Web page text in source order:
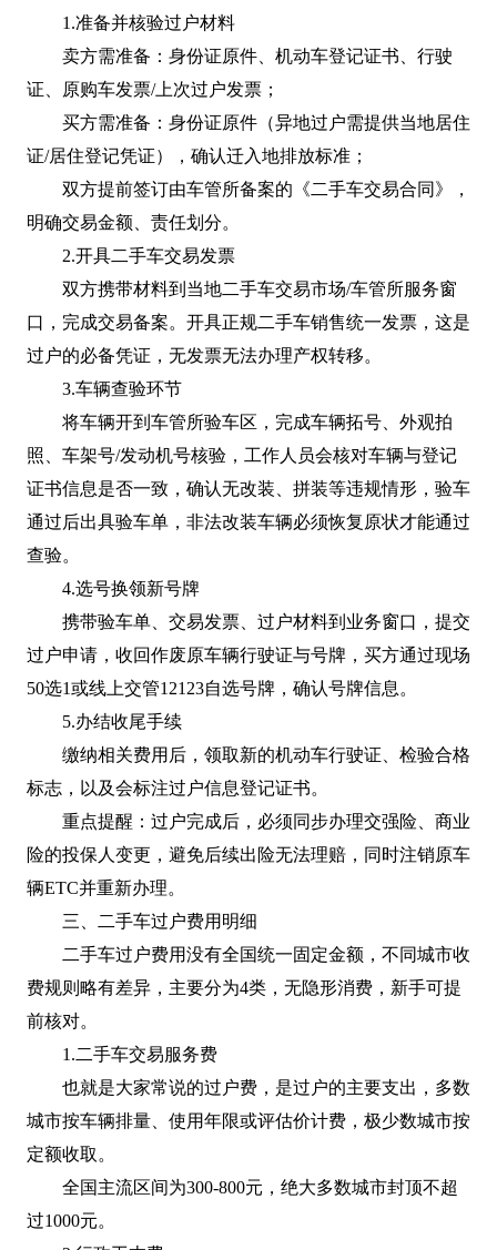
1.准备并核验过户材料
卖方需准备：身份证原件、机动车登记证书、行驶
证、原购车发票/上次过户发票；
买方需准备：身份证原件（异地过户需提供当地居住
证/居住登记凭证），确认迁入地排放标准；
双方提前签订由车管所备案的《二手车交易合同》，
明确交易金额、责任划分。
2.开具二手车交易发票
双方携带材料到当地二手车交易市场/车管所服务窗
口，完成交易备案。开具正规二手车销售统一发票，这是
过户的必备凭证，无发票无法办理产权转移。
3.车辆查验环节
将车辆开到车管所验车区，完成车辆拓号、外观拍
照、车架号/发动机号核验，工作人员会核对车辆与登记
证书信息是否一致，确认无改装、拼装等违规情形，验车
通过后出具验车单，非法改装车辆必须恢复原状才能通过
查验。
4.选号换领新号牌
携带验车单、交易发票、过户材料到业务窗口，提交
过户申请，收回作废原车辆行驶证与号牌，买方通过现场
50选1或线上交管12123自选号牌，确认号牌信息。
5.办结收尾手续
缴纳相关费用后，领取新的机动车行驶证、检验合格
标志，以及会标注过户信息登记证书。
重点提醒：过户完成后，必须同步办理交强险、商业
险的投保人变更，避免后续出险无法理赔，同时注销原车
辆ETC并重新办理。
三、二手车过户费用明细
二手车过户费用没有全国统一固定金额，不同城市收
费规则略有差异，主要分为4类，无隐形消费，新手可提
前核对。
1.二手车交易服务费
也就是大家常说的过户费，是过户的主要支出，多数
城市按车辆排量、使用年限或评估价计费，极少数城市按
定额收取。
全国主流区间为300-800元，绝大多数城市封顶不超
过1000元。